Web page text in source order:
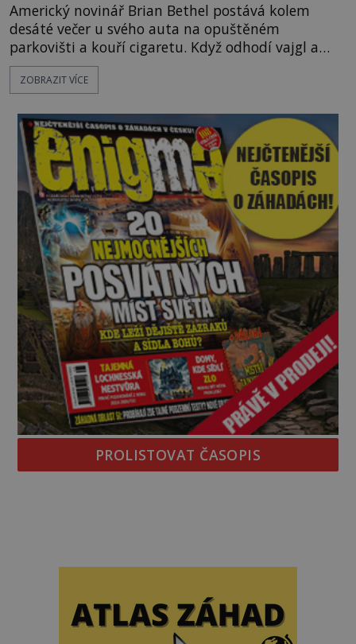
Americký novinář Brian Bethel postává kolem
desáté večer u svého auta na opuštěném
parkovišti a kouří cigaretu. Když odhodí vajgl a
chystá se nastoupit do auta, přijdou k němu dva
mladí chlapci, kterým může být okolo 14 let.
pouhých několik minut od tohoto parkoviště,“
zeptá se suverénně jeden z nich. P
ZOBRAZIT VÍCE
PROLISTOVAT ČASOPIS